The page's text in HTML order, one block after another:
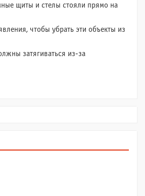
щиты и стелы стояли прямо на
чтобы убрать эти объекты из
затягиваться из-за